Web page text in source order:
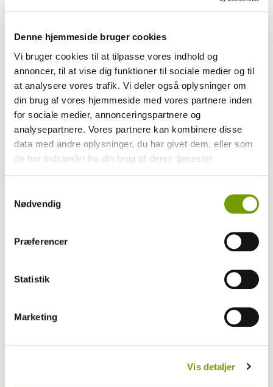
Denne hjemmeside bruger cookies
Vi bruger cookies til at tilpasse vores indhold og
annoncer, til at vise dig funktioner til sociale medier og til
at analysere vores trafik. Vi deler også oplysninger om
din brug af vores hjemmeside med vores partnere inden
for sociale medier, annonceringspartnere og
analysepartnere. Vores partnere kan kombinere disse
data med andre oplysninger, du har givet dem, eller som
de har indsamlet fra din brug af deres tjenester.
Nødvendig
Præferencer
Statistik
Marketing
Vis detaljer
MEST LÆSTE